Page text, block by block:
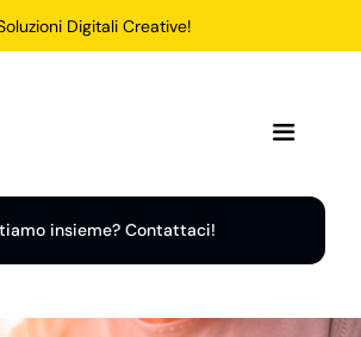
Digitali Creative!
Toggle
insieme? Contattaci!